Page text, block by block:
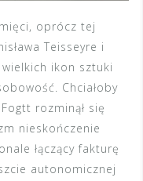
oprócz tej
Teisseyre i
ikon sztuki
Chciałoby
rozminął się
nieskończenie
łączący fakturę
autonomicznej